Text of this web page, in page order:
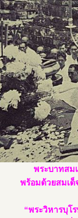
พระบาทสม
พร้อมด้วยสมเ
“พระวิหารบุโ